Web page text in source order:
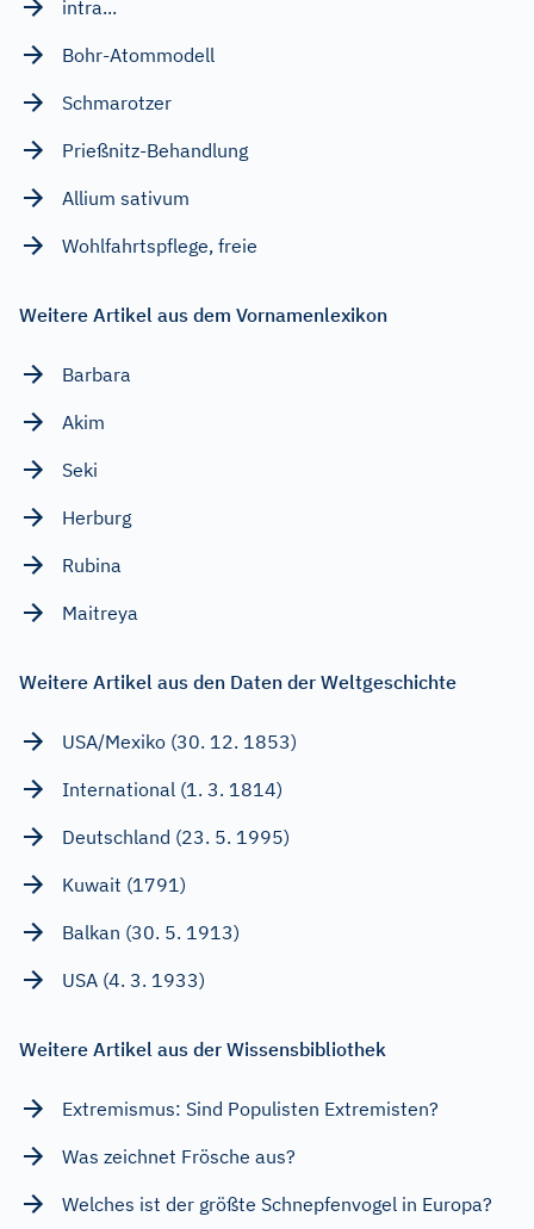
intra...
Bohr-Atommodell
Schmarotzer
Prießnitz-Behandlung
Allium sativum
Wohlfahrtspflege, freie
Weitere Artikel aus dem Vornamenlexikon
Barbara
Akim
Seki
Herburg
Rubina
Maitreya
Weitere Artikel aus den Daten der Weltgeschichte
USA/Mexiko (30. 12. 1853)
International (1. 3. 1814)
Deutschland (23. 5. 1995)
Kuwait (1791)
Balkan (30. 5. 1913)
USA (4. 3. 1933)
Weitere Artikel aus der Wissensbibliothek
Extremismus: Sind Populisten Extremisten?
Was zeichnet Frösche aus?
Welches ist der größte Schnepfenvogel in Europa?